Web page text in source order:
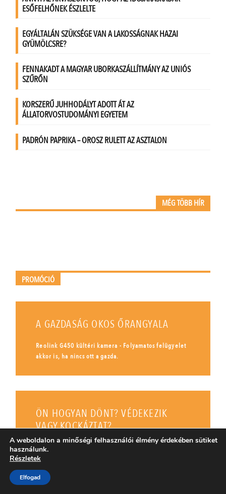
MÉG TÖBB HÍR
PROMÓCIÓ
A GAZDASÁG OKOS ŐRANGYALA
Reolink G450 kültéri kamera - Folyamatos felügyelet
akkor is, ha nincs ott a gazda.
ÖN HOGYAN DÖNT? VÉDEKEZIK
VAGY KOCKÁZTAT?
Az idei aszályos időjárás kedvez a kukoricamoly és a
gyapottok-bagolylepke gradációjának.
A weboldalon a minőségi felhasználói élmény érdekében sütiket
használunk.
Részletek
Elfogad